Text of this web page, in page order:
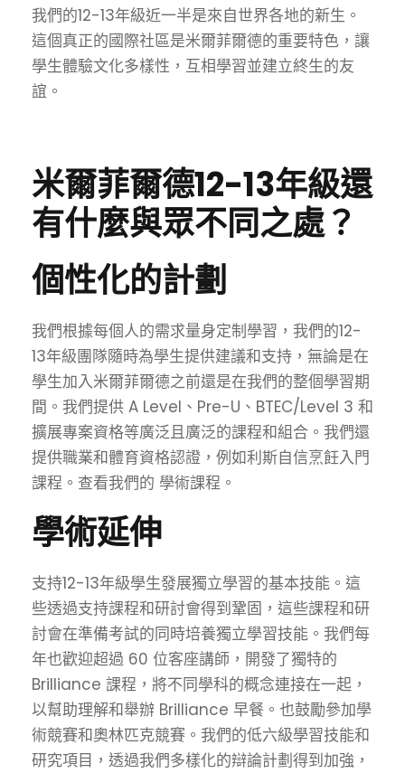
我們的12-13年級近一半是來自世界各地的新生。
這個真正的國際社區是米爾菲爾德的重要特色，讓
學生體驗文化多樣性，互相學習並建立終生的友
誼。
米爾菲爾德12-13年級還
有什麼與眾不同之處？
個性化的計劃
我們根據每個人的需求量身定制學習，我們的12-
13年級團隊隨時為學生提供建議和支持，無論是在
學生加入米爾菲爾德之前還是在我們的整個學習期
間。我們提供 A Level、Pre-U、BTEC/Level 3 和
擴展專案資格等廣泛且廣泛的課程和組合。我們還
提供職業和體育資格認證，例如利斯自信烹飪入門
課程。查看我們的 學術課程。
學術延伸
支持12-13年級學生發展獨立學習的基本技能。這
些透過支持課程和研討會得到鞏固，這些課程和研
討會在準備考試的同時培養獨立學習技能。我們每
年也歡迎超過 60 位客座講師，開發了獨特的
Brilliance 課程，將不同學科的概念連接在一起，
以幫助理解和舉辦 Brilliance 早餐。也鼓勵參加學
術競賽和奧林匹克競賽。我們的低六級學習技能和
研究項目，透過我們多樣化的辯論計劃得到加強，